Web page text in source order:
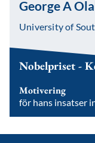
George A
University of
Nobelpriset -
Motivering
för hans insatser